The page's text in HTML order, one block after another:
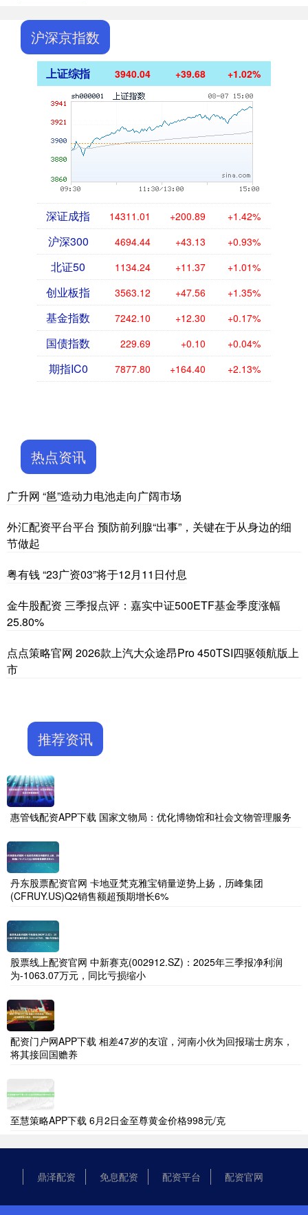
沪深京指数
上证综指 3940.04 +39.68 +1.02%
深证成指 14311.01 +200.89 +1.42%
沪深300 4694.44 +43.13 +0.93%
北证50 1134.24 +11.37 +1.01%
创业板指 3563.12 +47.56 +1.35%
基金指数 7242.10 +12.30 +0.17%
国债指数 229.69 +0.10 +0.04%
期指IC0 7877.80 +164.40 +2.13%
热点资讯
广升网 “邕”造动力电池走向广阔市场
外汇配资平台平台 预防前列腺“出事”，关键在于从身边的细
节做起
粤有钱 “23广资03”将于12月11日付息
金牛股配资 三季报点评：嘉实中证500ETF基金季度涨幅
25.80%
点点策略官网 2026款上汽大众途昂Pro 450TSI四驱领航版上
市
推荐资讯
惠管钱配资APP下载 国家文物局：优化博物馆和社会文物管理服务
丹东股票配资官网 卡地亚梵克雅宝销量逆势上扬，历峰集团
(CFRUY.US)Q2销售额超预期增长6%
股票线上配资官网 中新赛克(002912.SZ)：2025年三季报净利润
为-1063.07万元，同比亏损缩小
配资门户网APP下载 相差47岁的友谊，河南小伙为回报瑞士房东，
将其接回国赡养
至慧策略APP下载 6月2日金至尊黄金价格998元/克
鼎泽配资 免息配资 配资平台 配资官网